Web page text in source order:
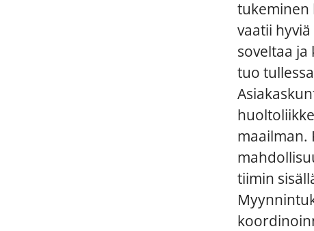
tukeminen
vaatii
soveltaa
tuo
maailman.
tiimin